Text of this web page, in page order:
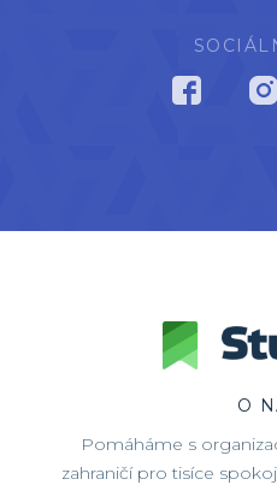
O
Pomáháme s
zahraničí pro tisíce